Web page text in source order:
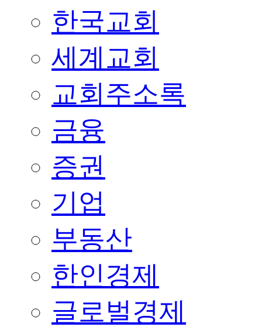
한국교회
세계교회
교회주소록
금융
증권
기업
부동산
한인경제
글로벌경제